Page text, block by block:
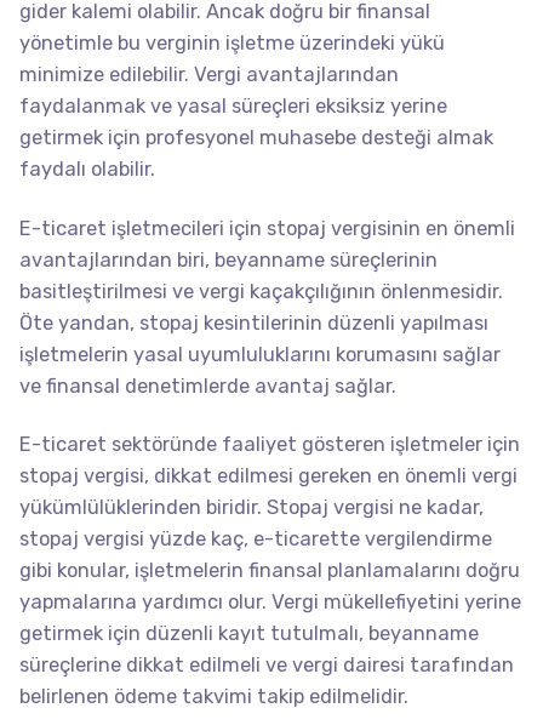
gider kalemi olabilir. Ancak doğru bir finansal
yönetimle bu verginin işletme üzerindeki yükü
minimize edilebilir. Vergi avantajlarından
faydalanmak ve yasal süreçleri eksiksiz yerine
getirmek için profesyonel muhasebe desteği almak
faydalı olabilir.
E-ticaret işletmecileri için stopaj vergisinin en önemli
avantajlarından biri, beyanname süreçlerinin
basitleştirilmesi ve vergi kaçakçılığının önlenmesidir.
Öte yandan, stopaj kesintilerinin düzenli yapılması
işletmelerin yasal uyumluluklarını korumasını sağlar
ve finansal denetimlerde avantaj sağlar.
E-ticaret sektöründe faaliyet gösteren işletmeler için
stopaj vergisi, dikkat edilmesi gereken en önemli vergi
yükümlülüklerinden biridir. Stopaj vergisi ne kadar,
stopaj vergisi yüzde kaç, e-ticarette vergilendirme
gibi konular, işletmelerin finansal planlamalarını doğru
yapmalarına yardımcı olur. Vergi mükellefiyetini yerine
getirmek için düzenli kayıt tutulmalı, beyanname
süreçlerine dikkat edilmeli ve vergi dairesi tarafından
belirlenen ödeme takvimi takip edilmelidir.